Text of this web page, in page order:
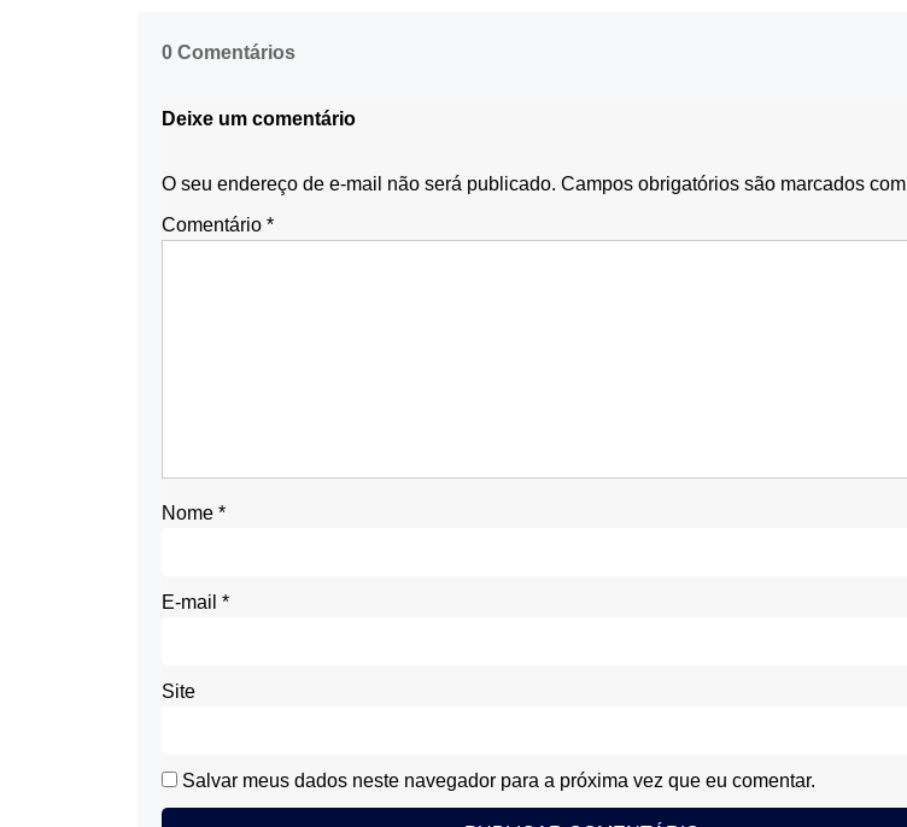
0 Comentários
Deixe um comentário
O seu endereço de e-mail não será publicado. Campos obrigatórios são marcados com
Comentário *
Nome *
E-mail *
Site
Salvar meus dados neste navegador para a próxima vez que eu comentar.